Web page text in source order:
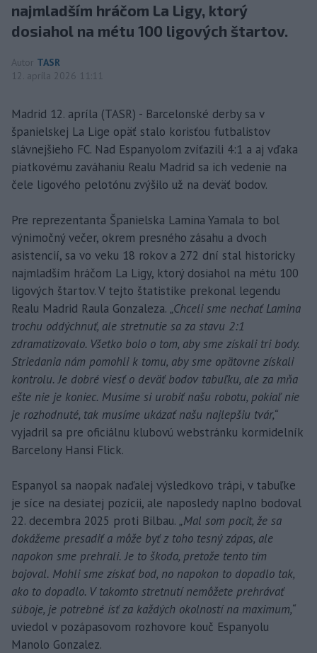
najmladším hráčom La Ligy, ktorý
dosiahol na métu 100 ligových štartov.
Autor TASR
12. apríla 2026 11:11
Madrid 12. apríla (TASR) - Barcelonské derby sa v
španielskej La Lige opäť stalo korisťou futbalistov
slávnejšieho FC. Nad Espanyolom zvíťazili 4:1 a aj vďaka
piatkovému zaváhaniu Realu Madrid sa ich vedenie na
čele ligového pelotónu zvýšilo už na deväť bodov.
Pre reprezentanta Španielska Lamina Yamala to bol
výnimočný večer, okrem presného zásahu a dvoch
asistencií, sa vo veku 18 rokov a 272 dní stal historicky
najmladším hráčom La Ligy, ktorý dosiahol na métu 100
ligových štartov. V tejto štatistike prekonal legendu
Realu Madrid Raula Gonzaleza. „Chceli sme nechať Lamina
trochu oddýchnuť, ale stretnutie sa za stavu 2:1
zdramatizovalo. Všetko bolo o tom, aby sme získali tri body.
Striedania nám pomohli k tomu, aby sme opätovne získali
kontrolu. Je dobré viesť o deväť bodov tabuľku, ale za mňa
ešte nie je koniec. Musíme si urobiť našu robotu, pokiaľ nie
je rozhodnuté, tak musíme ukázať našu najlepšiu tvár,“
vyjadril sa pre oficiálnu klubovú webstránku kormidelník
Barcelony Hansi Flick.
Espanyol sa naopak naďalej výsledkovo trápi, v tabuľke
je síce na desiatej pozícii, ale naposledy naplno bodoval
22. decembra 2025 proti Bilbau. „Mal som pocit, že sa
dokážeme presadiť a môže byť z toho tesný zápas, ale
napokon sme prehrali. Je to škoda, pretože tento tím
bojoval. Mohli sme získať bod, no napokon to dopadlo tak,
ako to dopadlo. V takomto stretnutí nemôžete prehrávať
súboje, je potrebné ísť za každých okolností na maximum,“
uviedol v pozápasovom rozhovore kouč Espanyolu
Manolo Gonzalez.